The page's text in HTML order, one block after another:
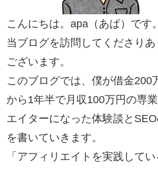
こんにちは。apa（あぱ）です。
当ブログを訪問してくださりあ
ございます。
このブログでは、僕が借金200
から1年半で月収100万円の専
エイターになった体験談と
を書いていきます。
「アフィリエイトを実践してい